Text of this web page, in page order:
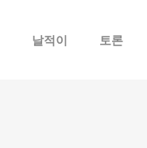
날적이 토론